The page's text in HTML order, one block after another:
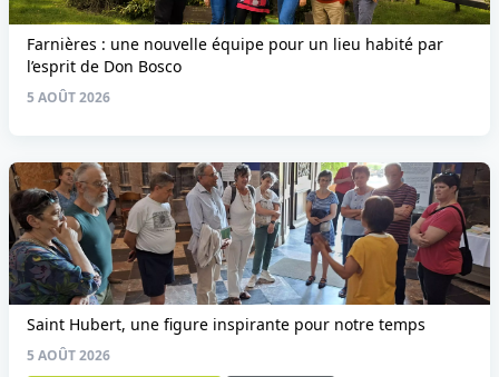
Farnières : une nouvelle équipe pour un lieu habité par
l’esprit de Don Bosco
5 AOÛT 2026
Saint Hubert, une figure inspirante pour notre temps
5 AOÛT 2026